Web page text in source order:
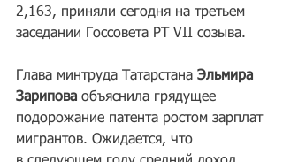
2,163, приняли сегодня на третьем
заседании Госсовета РТ VII созыва.
Глава минтруда Татарстана Эльмира
Зарипова объяснила грядущее
подорожание патента ростом зарплат
мигрантов. Ожидается, что